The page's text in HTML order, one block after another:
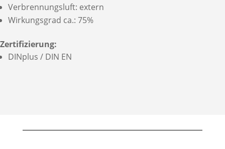
Verbrennungsluft: extern
Wirkungsgrad ca.: 75%
Zertifizierung:
DINplus / DIN EN